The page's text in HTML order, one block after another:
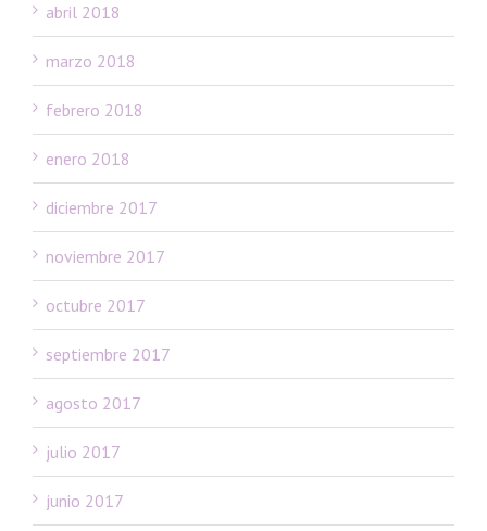
abril 2018
marzo 2018
febrero 2018
enero 2018
diciembre 2017
noviembre 2017
octubre 2017
septiembre 2017
agosto 2017
julio 2017
junio 2017